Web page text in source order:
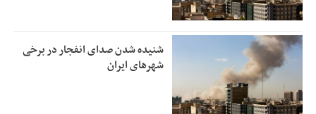
شنیده شدن صدای انفجار در برخی
شهرهای ایران